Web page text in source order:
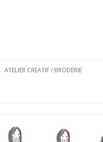
ATELIER CREATIF / BRODERIE